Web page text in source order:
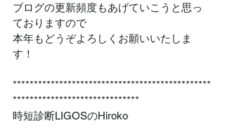
ブログの更新頻度もあげていこうと思っ
ておりますので
本年もどうぞよろしくお願いいたしま
す！
***********************************************
******************************
時短診断LIGOSのHiroko